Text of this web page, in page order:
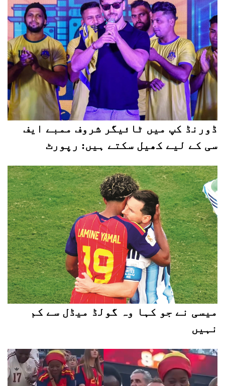
ڈورنڈ کپ میں ٹائیگر شروف ممبے ایف
سی کے لیے کھیل سکتے ہیں: رپورٹ
میسی نے جو کہا وہ گولڈ میڈل سے کم
نہیں